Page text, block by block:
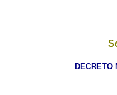
DECRETO